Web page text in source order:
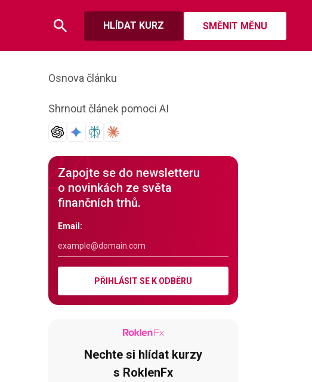
HLÍDAT KURZ SMĚNIT MĚNU
Osnova článku
Shrnout článek pomoci AI
Zapojte se do newsletteru
o novinkách ze světa
finančních trhů.
Email:
PŘIHLÁSIT SE K ODBĚRU
Nechte si hlídat kurzy
s RoklenFx